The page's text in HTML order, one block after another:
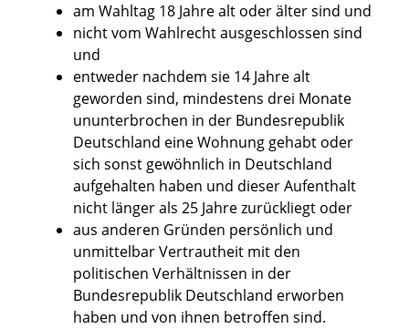
am Wahltag 18 Jahre alt oder älter sind und
nicht vom Wahlrecht ausgeschlossen sind
und
entweder nachdem sie 14 Jahre alt
geworden sind, mindestens drei Monate
ununterbrochen in der Bundesrepublik
Deutschland eine Wohnung gehabt oder
sich sonst gewöhnlich in Deutschland
aufgehalten haben und dieser Aufenthalt
nicht länger als 25 Jahre zurückliegt oder
aus anderen Gründen persönlich und
unmittelbar Vertrautheit mit den
politischen Verhältnissen in der
Bundesrepublik Deutschland erworben
haben und von ihnen betroffen sind.